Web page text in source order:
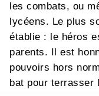
les combats, ou
lycéens. Le plus
établie : le héros
parents. Il est
pouvoirs hors
bat pour terrasser